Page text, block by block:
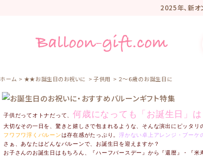
2025年、新オ
リニュー
ホーム ★★お誕生日のお祝いに 子供用 ２～６歳のお誕生日に
子供だってオトナだって、 何歳になっても「お誕生日」は
大切なその一日を、驚きと嬉しさで包まれるような、そんな演出にピッタリ
フワフワ浮くバルーンは存在感がたっぷり。 浮かない卓上アレンジ・ブーケ
さぁ、あなたはどんなバルーンで、お誕生日を迎えますか？
お子さんのお誕生日はもちろん、『ハーフバースデー』から『還暦』・『米